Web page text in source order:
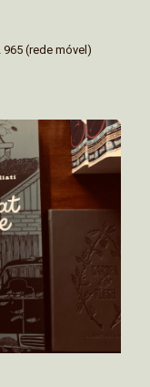
965 (rede móvel)